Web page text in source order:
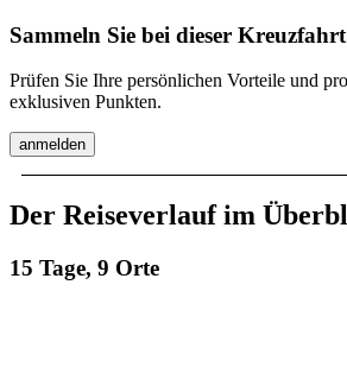
Sammeln Sie bei dieser
Prüfen Sie Ihre persönlichen Vorteile und
exklusiven Punkten.
anmelden
Der Reiseverlauf im
15 Tage, 9 Orte